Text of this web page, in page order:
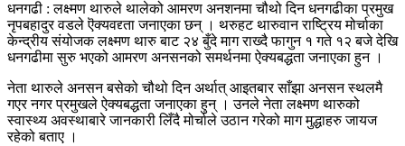
धनगढी : लक्ष्मण थारुले थालेको आमरण अनशनमा चौथो दिन धनगढीका प्रमुख
नृपबहादुर वडले ऎक्यवद्द्ता जनाएका छन् । थरुहट थारुवान राष्ट्रिय मोर्चाका
केन्द्रीय संयोजक लक्ष्मण थारु बाट २४ बुँदे माग राख्दै फागुन १ गते १२ बजे देखि
धनगढीमा सुरु भएको आमरण अनसनको समर्थनमा ऐक्यबद्धता जनाएका हुन ।
नेता थारुले अनसन बसेको चौथो दिन अर्थात् आइतबार साँझा अनसन स्थलमै
गएर नगर प्रमुखले ऐक्यबद्धता जनाएका हुन् । उनले नेता लक्ष्मण थारुको
स्वास्थ्य अवस्थाबारे जानकारी लिँदै मोर्चाले उठान गरेको माग मुद्धाहरु जायज
रहेको बताए ।